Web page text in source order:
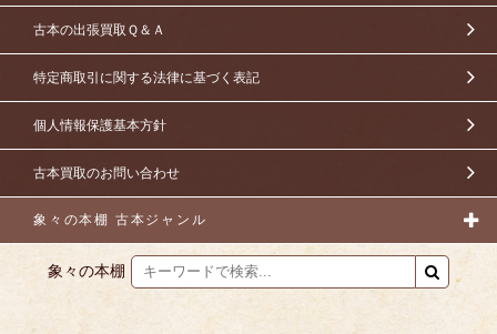
古本の出張買取Ｑ＆Ａ
特定商取引に関する法律に基づく表記
個人情報保護基本方針
古本買取のお問い合わせ
象々の本棚 古本ジャンル
象々の本棚